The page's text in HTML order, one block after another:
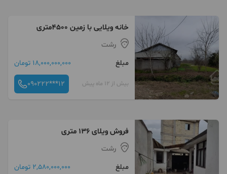
خانه ویلایی با زمین ۴۵۰۰متری
رشت
مبلغ
18,000,000,000 تومان
بیش از 12 ماه پیش 090222***12
فروش ویلای ۱۳۶ متری
رشت
مبلغ
2,580,000,000 تومان